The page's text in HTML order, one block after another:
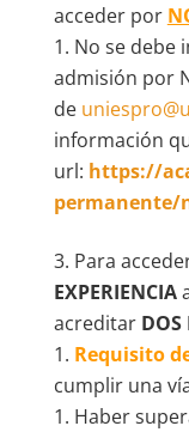
acceder por
No se debe
admisión por
de
información
url: https://
permanente/
Para
EXPERIENCIA
acreditar DOS
Requisito
cumplir una
Haber